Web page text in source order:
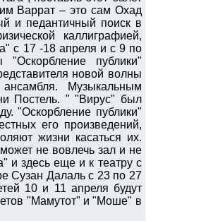
Варрат – это сам Охад
и педантичный поиск в
каллиграфией,
с 17 -18 апреля и с 9 по
публики"
новой волны
Музыкальным
Постель. " "Вирус" был
"Оскорбление публики"
его произведений,
жизни касаться их.
не вовлечь зал и не
и здесь еще и к театру с
Сузан Далаль с 23 по 27
10 и 11 апреля будут
"Мамутот" и "Моше" в